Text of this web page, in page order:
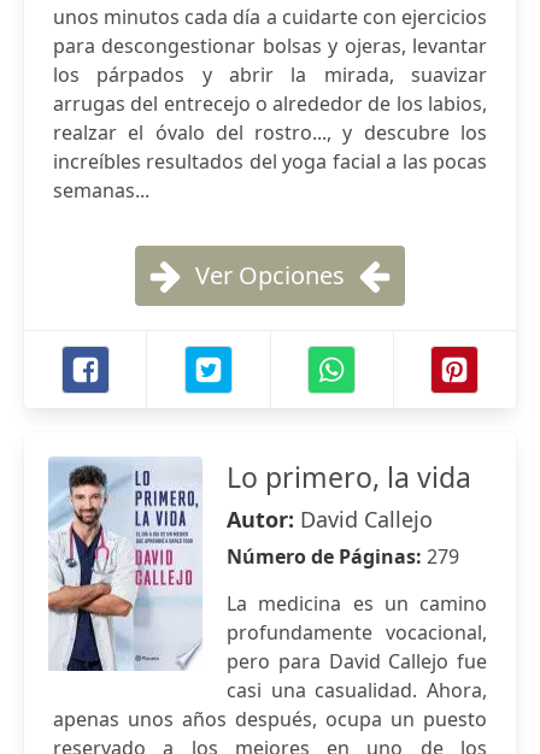
unos minutos cada día a cuidarte con ejercicios
para descongestionar bolsas y ojeras, levantar
los párpados y abrir la mirada, suavizar
arrugas del entrecejo o alrededor de los labios,
realzar el óvalo del rostro..., y descubre los
increíbles resultados del yoga facial a las pocas
semanas...
Ver Opciones
Lo primero, la vida
Autor: David Callejo
Número de Páginas: 279
La medicina es un camino
profundamente vocacional,
pero para David Callejo fue
casi una casualidad. Ahora,
apenas unos años después, ocupa un puesto
reservado a los mejores en uno de los